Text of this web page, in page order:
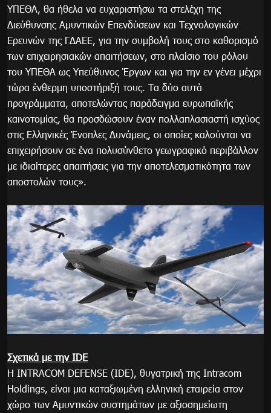
ΥΠΕΘΑ, θα ήθελα να ευχαριστήσω τα στελέχη της
Διεύθυνσης Αμυντικών Επενδύσεων και Τεχνολογικών
Ερευνών της ΓΔΑΕΕ, για την συμβολή τους στο καθορισμό
των επιχειρησιακών απαιτήσεων, στο πλαίσιο του ρόλου
του ΥΠΕΘΑ ως Υπεύθυνος Έργων και για την εν γένει μέχρι
τώρα ένθερμη υποστήριξή τους. Τα δύο αυτά
προγράμματα, αποτελώντας παράδειγμα ευρωπαϊκής
καινοτομίας, θα προσδώσουν έναν πολλαπλασιαστή ισχύος
στις Ελληνικές Ένοπλες Δυνάμεις, οι οποίες καλούνται να
επιχειρήσουν σε ένα πολυσύνθετο γεωγραφικό περιβάλλον
με ιδιαίτερες απαιτήσεις για την αποτελεσματικότητα των
αποστολών τους».
Σχετικά με τηνIDE
Η INTRACOM DEFENSE (IDE), θυγατρική της Intracom
Holdings, είναι μια καταξιωμένη ελληνική εταιρεία στον
χώρο των Αμυντικών συστημάτων με αξιοσημείωτη